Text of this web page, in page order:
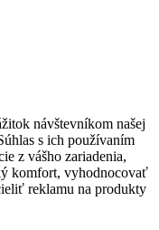
návštevníkom našej
s ich používaním
z vášho zariadenia,
komfort, vyhodnocovať
reklamu na produkty